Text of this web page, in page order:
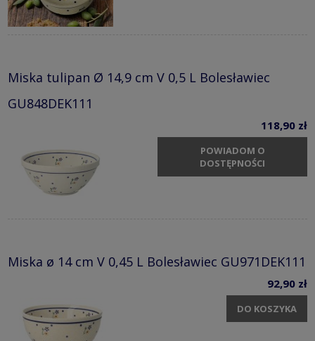
Miska tulipan Ø 14,9 cm V 0,5 L Bolesławiec
GU848DEK111
118,90 zł
POWIADOM O
DOSTĘPNOŚCI
Miska ø 14 cm V 0,45 L Bolesławiec GU971DEK111
92,90 zł
DO KOSZYKA